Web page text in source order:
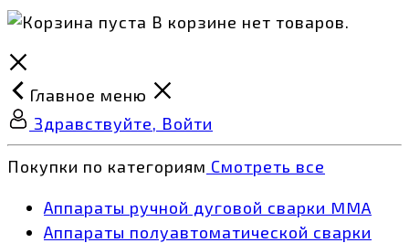
В корзине нет товаров.
Главное меню
Здравствуйте, Войти
Покупки по категориям Смотреть все
Аппараты ручной дуговой сварки MMA
Аппараты полуавтоматической сварки